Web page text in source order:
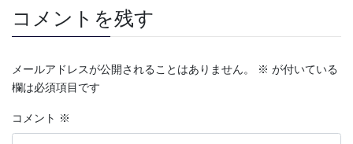
コメントを残す
メールアドレスが公開されることはありません。 ※ が付いている
欄は必須項目です
コメント ※